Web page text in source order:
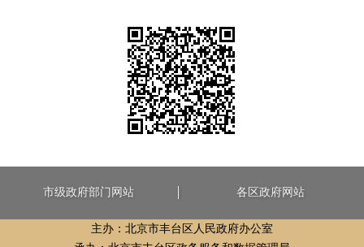
市级政府部门网站 各区政府网站
主办：北京市丰台区人民政府办公室